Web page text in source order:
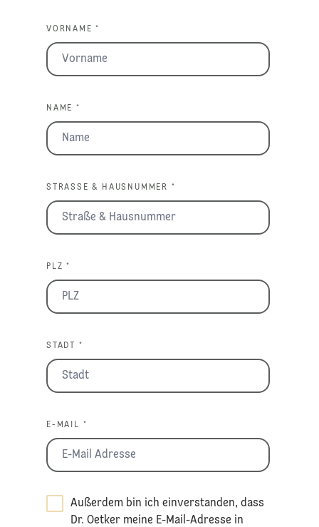
VORNAME *
NAME *
STRASSE & HAUSNUMMER *
PLZ *
STADT *
E-MAIL *
Außerdem bin ich einverstanden, dass
Dr. Oetker meine E-Mail-Adresse in